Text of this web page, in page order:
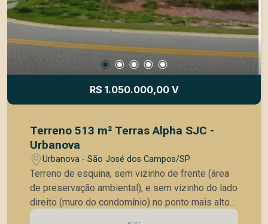
R$ 1.050.000,00 V
Terreno 513 m² Terras Alpha SJC -
Urbanova
Urbanova - São José dos Campos/SP
Terreno de esquina, sem vizinho de frente (área
de preservação ambiental), e sem vizinho do lado
direito (muro do condomínio) no ponto mais alto
do condomínio. Vista permanente. Leve aclive,